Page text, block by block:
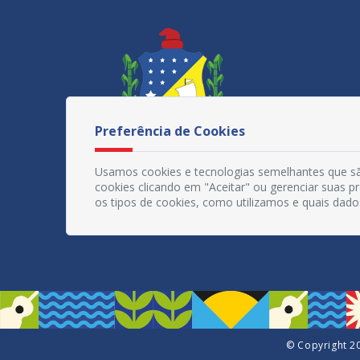
© Copyright
Preferência de Cookies
Usamos cookies e tecnologias semelhantes que
cookies clicando em "Aceitar" ou gerenciar suas
os tipos de cookies, como utilizamos e quais